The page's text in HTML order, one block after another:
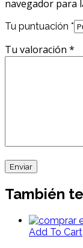
navegador para
Tu puntuación *
Tu valoración *
También
Add To Cart